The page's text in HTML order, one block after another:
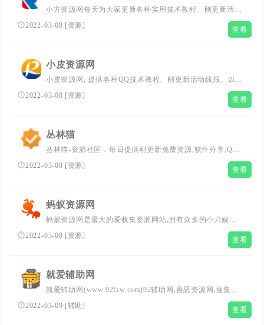
小方资源网每天为大家更新各种实用技术教程、刚更新活动
资讯、网络趣事、以及各种好玩的软件工具等、记得每天都
2022-03-08 [资源] 查看
小皮资源网
小皮资源网, 提供各种QQ技术教程、刚更新活动线报、以及
各种好玩的软件等、记得每天都要访问一下我们的网站，让
2022-03-08 [资源] 查看
丛林猫
丛林猫-资源社区，每日提供刚更新免费资源,软件分享,QQ
活动，在线工具等。努力打造出一个网络爱好者高质量资源
2022-03-08 [资源] 查看
蚂蚁资源网
蚂蚁资源网是最大的爱收集资源网站,拥有众多的小刀娱乐
网粉丝！在这里您可以下载到各种日常所需要的安卓软件,
比如善恶资源网、活动线报、系统工具、手机软件；本站还
2022-03-08 [资源] 查看
就爱辅助网
就爱辅助网(www.92fzw.com)92辅助网,善恶资源网,搜集全
网刚更新最优志的游戏助手,每日发布超多实用软件,破解软
2022-03-09 [辅助] 查看